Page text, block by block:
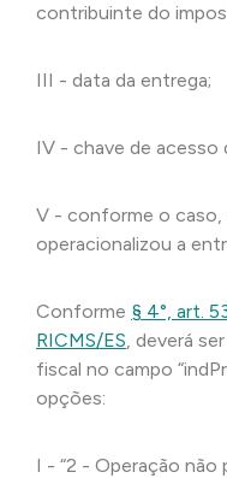
contribuinte do
III - data da entrega;
IV - chave de acesso
V - conforme o caso,
operacionalizou a
Conforme § 4°, art.
RICMS/ES, deverá
fiscal no campo
opções:
I - “2 - Operação não